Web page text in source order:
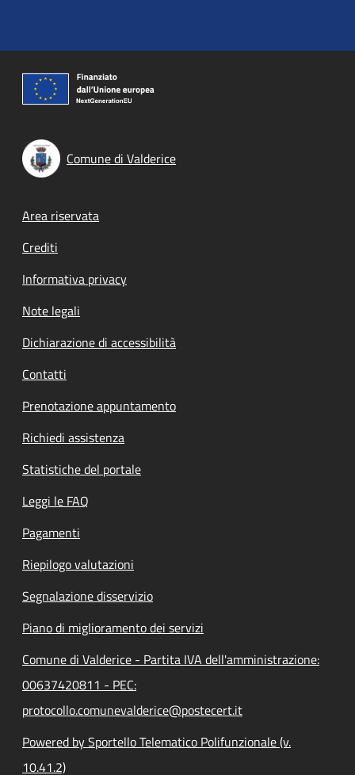
Comune di Valderice
Footer menu
Area riservata
Crediti
Informativa privacy
Note legali
Dichiarazione di accessibilità
Contatti
Prenotazione appuntamento
Richiedi assistenza
Statistiche del portale
Leggi le FAQ
Pagamenti
Riepilogo valutazioni
Segnalazione disservizio
Piano di miglioramento dei servizi
Comune di Valderice - Partita IVA dell'amministrazione:
00637420811 - PEC:
protocollo.comunevalderice@postecert.it
Powered by Sportello Telematico Polifunzionale (v.
10.41.2)